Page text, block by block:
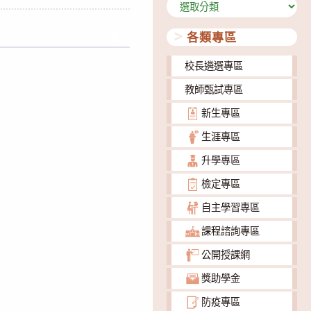
類
各類專區
校長遴選專區
教師甄試專區
新生專區
生涯專區
升學專區
檢定專區
自主學習專區
課程諮詢專區
公開授課網
獎助學金
防疫專區